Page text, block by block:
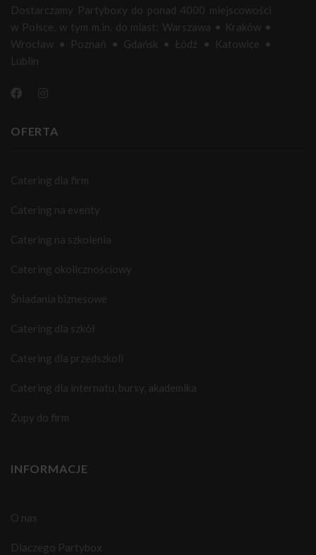
Dostarczamy Partyboxy do ponad 4000 miejscowości
w Polsce, w tym m.in. do miast: Warszawa • Kraków •
Wrocław • Poznań • Gdańsk • Łódź • Katowice •
Lublin
OFERTA
Catering dla firm
Catering na eventy
Catering na szkolenia
Catering okolicznościowy
Śniadania biznesowe
Catering dla szkół
Catering dla przedszkoli
Catering dla internatu, bursy, akademika
Zupy do firm
INFORMACJE
O nas
Dlaczego Partybox